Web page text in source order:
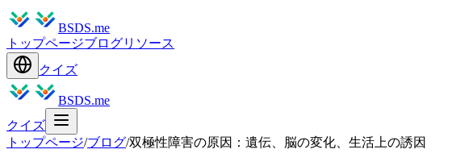
BSDS.me
トップページブログリソース
クイズ
BSDS.me
クイズ
トップページ/ブログ/双極性障害の原因：遺伝、脳の変化、生活上の誘因